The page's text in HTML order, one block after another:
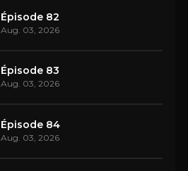
Épisode 82
Aug. 03, 2026
Épisode 83
Aug. 03, 2026
Épisode 84
Aug. 03, 2026